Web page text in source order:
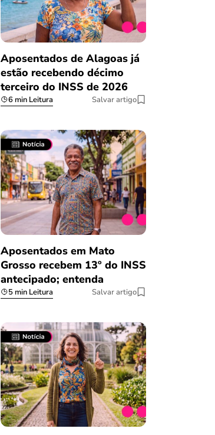
burocracia
Comentário retirado da nossa
08/03/2023
Aposentados de Alagoas já
estão recebendo décimo
terceiro do INSS de 2026
6 min Leitura Salvar artigo
Aposentados em Mato
Grosso recebem 13º do INSS
antecipado; entenda
5 min Leitura Salvar artigo